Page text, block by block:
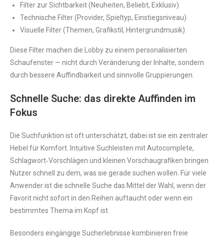
Filter zur Sichtbarkeit (Neuheiten, Beliebt, Exklusiv)
Technische Filter (Provider, Spieltyp, Einstiegsniveau)
Visuelle Filter (Themen, Grafikstil, Hintergrundmusik)
Diese Filter machen die Lobby zu einem personalisierten
Schaufenster — nicht durch Veränderung der Inhalte, sondern
durch bessere Auffindbarkeit und sinnvolle Gruppierungen.
Schnelle Suche: das direkte Auffinden im
Fokus
Die Suchfunktion ist oft unterschätzt, dabei ist sie ein zentraler
Hebel für Komfort. Intuitive Suchleisten mit Autocomplete,
Schlagwort‑Vorschlägen und kleinen Vorschaugrafiken bringen
Nutzer schnell zu dem, was sie gerade suchen wollen. Für viele
Anwender ist die schnelle Suche das Mittel der Wahl, wenn der
Favorit nicht sofort in den Reihen auftaucht oder wenn ein
bestimmtes Thema im Kopf ist.
Besonders eingängige Sucherlebnisse kombinieren freie